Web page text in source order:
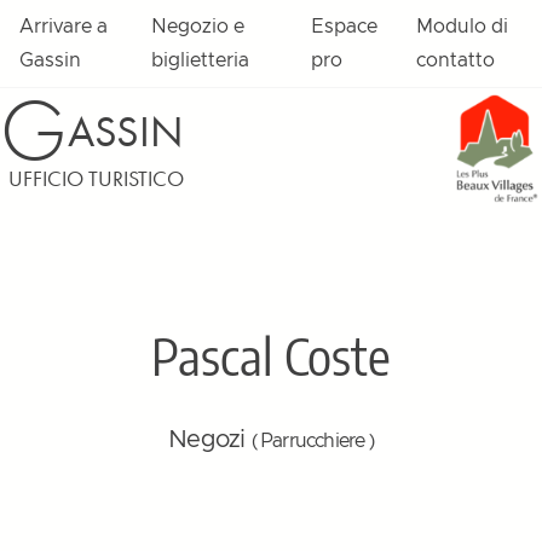
Arrivare a
Gassin
Negozio e
biglietteria
Espace
pro
Modulo di
contatto
GASSIN
UFFICIO TURISTICO
Pascal Coste
Negozi ( Parrucchiere )